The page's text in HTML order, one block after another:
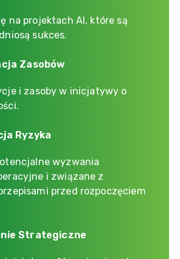
na projektach AI, które są
sukces.
Zasobów
i zasoby w inicjatywy o
Ryzyka
wyzwania
i związane z
przed rozpoczęciem
Strategiczne